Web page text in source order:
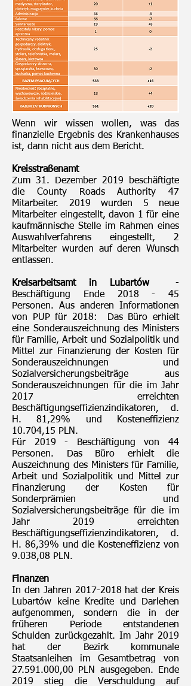
Wenn wir wissen wollen, was das
finanzielle Ergebnis des Krankenhauses
ist, dann nicht aus dem Bericht.
Kreisstraßenamt
Zum 31. Dezember 2019 beschäftigte
die County Roads Authority 47
Mitarbeiter. 2019 wurden 5 neue
Mitarbeiter eingestellt, davon 1 für eine
kaufmännische Stelle im Rahmen eines
Auswahlverfahrens eingestellt, 2
Mitarbeiter wurden auf deren Wunsch
entlassen.
Kreisarbeitsamt in Lubartów-
Beschäftigung Ende 2018 - 45
Personen. Aus anderen Informationen
von PUP für 2018: Das Büro erhielt
eine Sonderauszeichnung des Ministers
für Familie, Arbeit und Sozialpolitik und
Mittel zur Finanzierung der Kosten für
Sonderauszeichnungen und
Sozialversicherungsbeiträge aus
Sonderauszeichnungen für die im Jahr
2017 erreichten
Beschäftigungseffizienzindikatoren, d.
H. 81,29% und Kosteneffizienz
10.704,15 PLN.
Für 2019 - Beschäftigung von 44
Personen. Das Büro erhielt die
Auszeichnung des Ministers für Familie,
Arbeit und Sozialpolitik und Mittel zur
Finanzierung der Kosten für
Sonderprämien und
Sozialversicherungsbeiträge für die im
Jahr 2019 erreichten
Beschäftigungseffizienzindikatoren, d.
H. 86,39% und die Kosteneffizienz von
9.038,08 PLN.
Finanzen
In den Jahren 2017-2018hat der Kreis
Lubartów keine Kredite und Darlehen
aufgenommen, sondern die in der
früheren Periode entstandenen
Schulden zurückgezahlt. Im Jahr 2019
hat der Bezirk kommunale
Staatsanleihen im Gesamtbetrag von
27.591.000,00 PLN ausgegeben. Ende
2019 stieg die Verschuldung auf